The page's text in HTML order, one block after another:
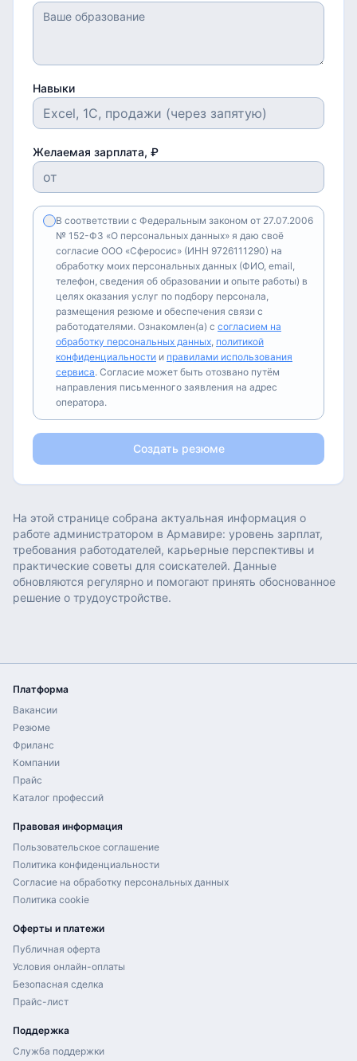
Навыки
Желаемая зарплата, ₽
В соответствии с Федеральным законом от 27.07.2006
№ 152-ФЗ «О персональных данных» я даю своё
согласие ООО «Сферосис» (ИНН 9726111290) на
обработку моих персональных данных (ФИО, email,
телефон, сведения об образовании и опыте работы) в
целях оказания услуг по подбору персонала,
размещения резюме и обеспечения связи с
работодателями. Ознакомлен(а) с согласием на
обработку персональных данных, политикой
конфиденциальности и правилами использования
сервиса. Согласие может быть отозвано путём
направления письменного заявления на адрес
оператора.
Создать резюме
На этой странице собрана актуальная информация о
работе администратором в Армавире: уровень зарплат,
требования работодателей, карьерные перспективы и
практические советы для соискателей. Данные
обновляются регулярно и помогают принять обоснованное
решение о трудоустройстве.
Платформа
Вакансии
Резюме
Фриланс
Компании
Прайс
Каталог профессий
Правовая информация
Пользовательское соглашение
Политика конфиденциальности
Согласие на обработку персональных данных
Политика cookie
Оферты и платежи
Публичная оферта
Условия онлайн-оплаты
Безопасная сделка
Прайс-лист
Поддержка
Служба поддержки